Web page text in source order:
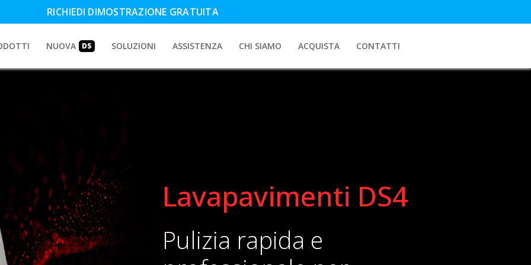
RICHIEDI DIMOSTRAZIONE GRATUITA
NUOVA DS SOLUZIONI ASSISTENZA CHI SIAMO ACQUISTA CONTATTI
Lavapavimenti DS4
Pulizia rapida e